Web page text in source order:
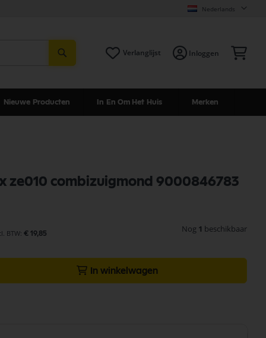
Nederlands
Verlanglijst Inloggen
Nieuwe Producten In En Om Het Huis Merken
ze010 combizuigmond 9000846783
€ 19,85 Nog 1 beschikbaar
In winkelwagen